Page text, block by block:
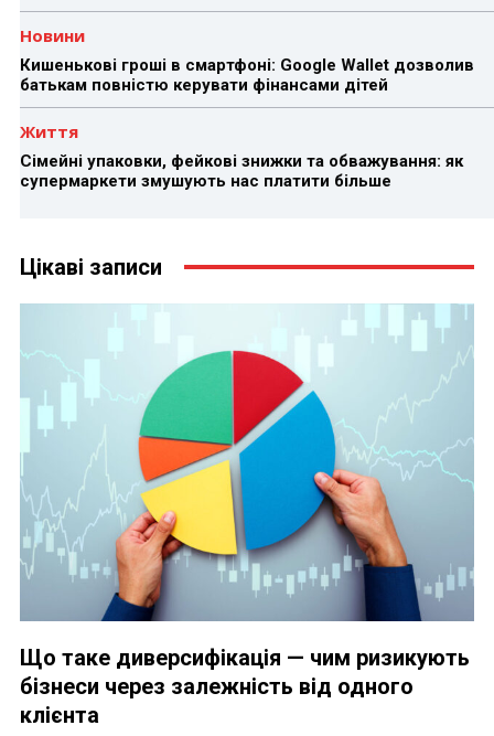
Новини
Кишенькові гроші в смартфоні: Google Wallet дозволив
батькам повністю керувати фінансами дітей
Життя
Сімейні упаковки, фейкові знижки та обважування: як
супермаркети змушують нас платити більше
Цікаві записи
Що таке диверсифікація — чим ризикують
бізнеси через залежність від одного
клієнта